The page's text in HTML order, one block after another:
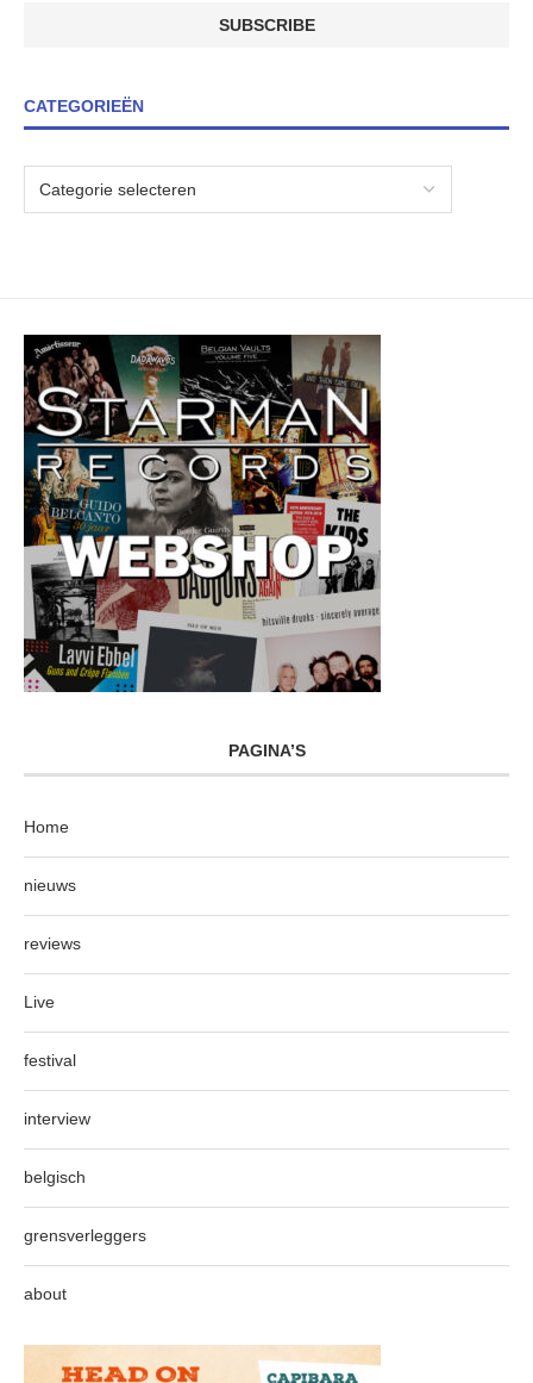
CATEGORIEËN
PAGINA’S
Home
nieuws
reviews
Live
festival
interview
belgisch
grensverleggers
about